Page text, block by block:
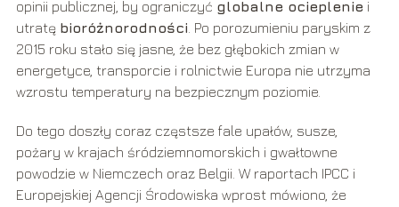
opinii publicznej, by ograniczyć globalne ociepleniei
utratę bioróżnorodności . Po porozumieniu paryskim z
2015 roku stało się jasne, że bez głębokich zmian w
energetyce, transporcie i rolnictwie Europa nie utrzyma
wzrostu temperatury na bezpiecznym poziomie.
Do tego doszły coraz częstsze fale upałów, susze,
pożary w krajach śródziemnomorskich i gwałtowne
powodzie w Niemczech oraz Belgii. W raportach IPCC i
Europejskiej Agencji Środowiska wprost mówiono, że